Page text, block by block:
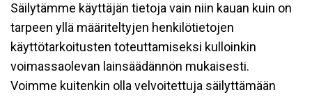
Säilytämme käyttäjän tietoja vain niin kauan kuin on
tarpeen yllä määriteltyjen henkilötietojen
käyttötarkoitusten toteuttamiseksi kulloinkin
voimassaolevan lainsäädännön mukaisesti.
Voimme kuitenkin olla velvoitettuja säilyttämään